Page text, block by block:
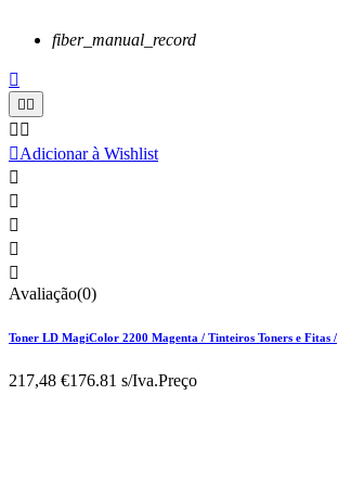
fiber_manual_record

 
 
Adicionar à Wishlist





Avaliação(0)
Toner LD MagiColor 2200 Magenta / Tinteiros Toners e Fitas /
217,48 €176.81 s/Iva.Preço